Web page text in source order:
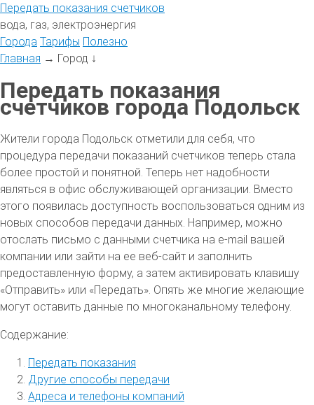
Передать показания счетчиков
вода, газ, электроэнергия
Города Тарифы Полезно
Главная → Город ↓
Передать показания
счетчиков города Подольск
Жители города Подольск отметили для себя, что
процедура передачи показаний счетчиков теперь стала
более простой и понятной. Теперь нет надобности
являться в офис обслуживающей организации. Вместо
этого появилась доступность воспользоваться одним из
новых способов передачи данных. Например, можно
отослать письмо с данными счетчика на e-mail вашей
компании или зайти на ее веб-сайт и заполнить
предоставленную форму, а затем активировать клавишу
«Отправить» или «Передать». Опять же многие желающие
могут оставить данные по многоканальному телефону.
Содержание:
Передать показания
Другие способы передачи
Адреса и телефоны компаний